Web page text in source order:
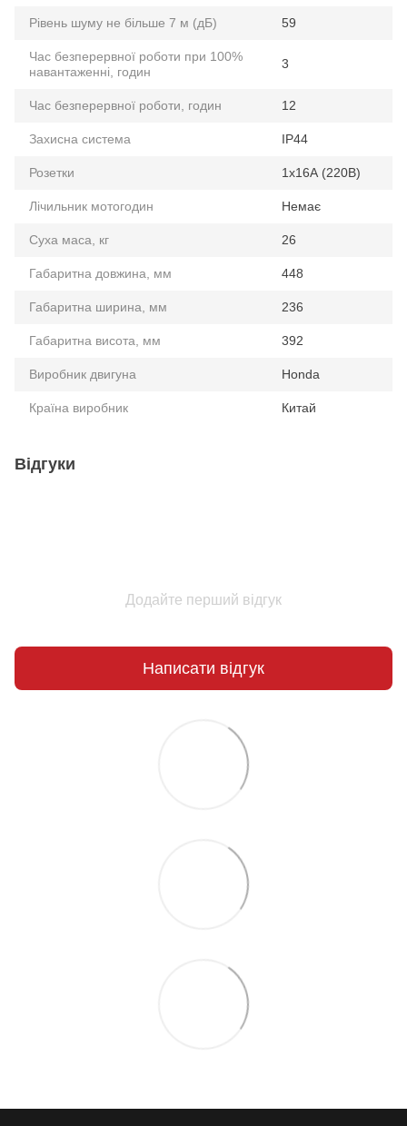
Рівень шуму не більше 7 м (дБ) 59
Час безперервної роботи при 100%
навантаженні, годин
3
Час безперервної роботи, годин 12
Захисна система IP44
Розетки 1x16А (220В)
Лічильник мотогодин Немає
Суха маса, кг 26
Габаритна довжина, мм 448
Габаритна ширина, мм 236
Габаритна висота, мм 392
Виробник двигуна Honda
Країна виробник Китай
Відгуки
Додайте перший відгук
Написати відгук